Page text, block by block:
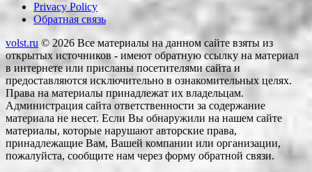
Privacy Policy
Обратная связь
volst.ru © 2026 Все материалы на данном сайте взяты из
открытых источников - имеют обратную ссылку на материал
в интернете или присланы посетителями сайта и
предоставляются исключительно в ознакомительных целях.
Права на материалы принадлежат их владельцам.
Администрация сайта ответственности за содержание
материала не несет. Если Вы обнаружили на нашем сайте
материалы, которые нарушают авторские права,
принадлежащие Вам, Вашей компании или организации,
пожалуйста, сообщите нам через форму обратной связи.